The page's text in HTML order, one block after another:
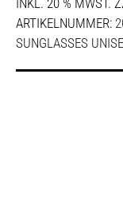
ARTIKELNUMMER:
SUNGLASSES